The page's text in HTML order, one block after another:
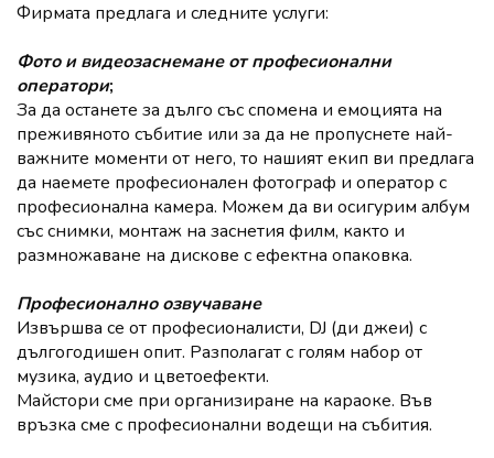
Фирмата предлага и следните услуги:
Фото и видеозаснемане от професионални
оператори;
За да останете за дълго със спомена и емоцията на
преживяното събитие или за да не пропуснете най-
важните моменти от него, то нашият екип ви предлага
да наемете професионален фотограф и оператор с
професионална камера. Можем да ви осигурим албум
със снимки, монтаж на заснетия филм, както и
размножаване на дискове с ефектна опаковка.
Професионално озвучаване
Извършва се от професионалисти, DJ (ди джеи) с
дългогодишен опит. Разполагат с голям набор от
музика, аудио и цветоефекти.
Майстори сме при организиране на караоке. Във
връзка сме с професионални водещи на събития.